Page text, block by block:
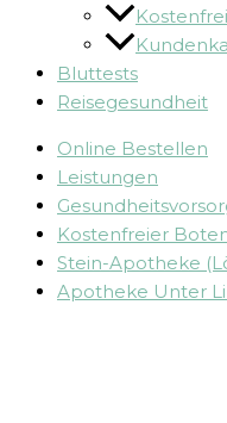
Bluttests
Reisegesundheit
Online Bestellen
Leistungen
Kostenfreier
Stein-Apotheke
Apotheke Unter